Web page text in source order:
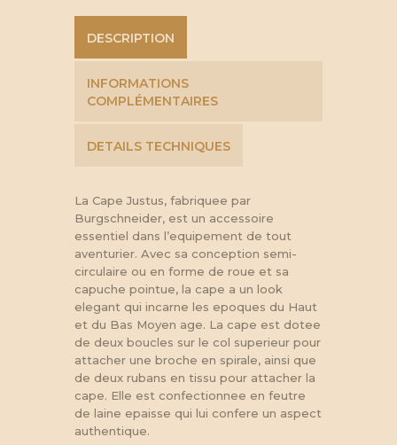
DESCRIPTION
INFORMATIONS
COMPLÉMENTAIRES
DETAILS TECHNIQUES
La Cape Justus, fabriquee par
Burgschneider, est un accessoire
essentiel dans l’equipement de tout
aventurier. Avec sa conception semi-
circulaire ou en forme de roue et sa
capuche pointue, la cape a un look
elegant qui incarne les epoques du Haut
et du Bas Moyen age. La cape est dotee
de deux boucles sur le col superieur pour
attacher une broche en spirale, ainsi que
de deux rubans en tissu pour attacher la
cape. Elle est confectionnee en feutre
de laine epaisse qui lui confere un aspect
authentique.